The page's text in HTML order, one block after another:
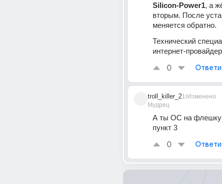
Silicon-Power1, а
вторым. После
меняется обратно.
Технический
интернет-
0
troll_killer_2
Мудрец
1гИзменено
А ты ОС на флешку
пункт 3
0